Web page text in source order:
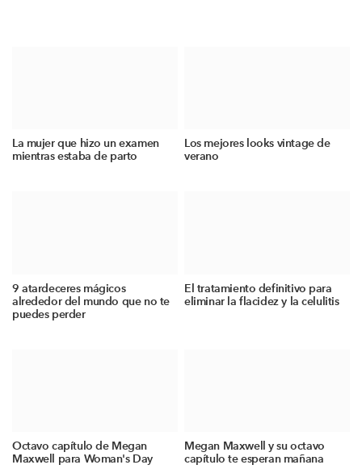
La mujer que hizo un examen
mientras estaba de parto
Los mejores looks vintage de
verano
9 atardeceres mágicos
alrededor del mundo que no te
puedes perder
El tratamiento definitivo para
eliminar la flacidez y la celulitis
Octavo capítulo de Megan
Maxwell para Woman's Day
Megan Maxwell y su octavo
capítulo te esperan mañana